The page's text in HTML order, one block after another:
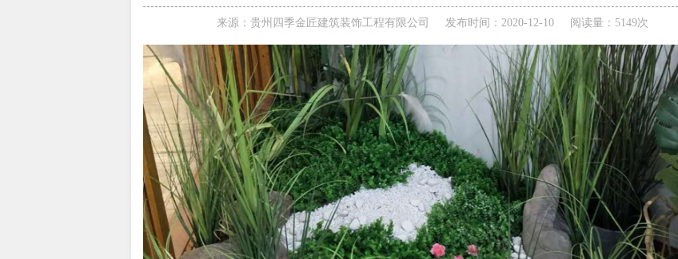
来源：贵州四季金匠建筑装饰工程有限公司 发布时间：2020-12-10 阅读量：5149次